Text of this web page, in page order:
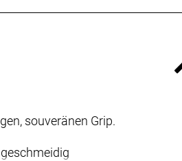
souveränen Grip.